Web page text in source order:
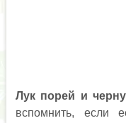
Лук порей и
вспомнить, если